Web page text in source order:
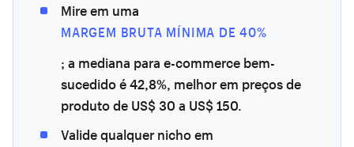
Mire em uma
MARGEM BRUTA MÍNIMA DE 40%
; a mediana para e-commerce bem-
sucedido é 42,8%, melhor em preços de
produto de US$ 30 a US$ 150.
Valide qualquer nicho em